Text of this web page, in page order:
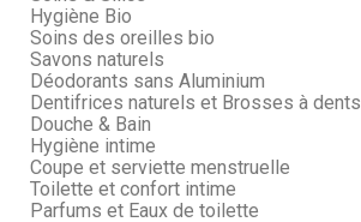
Hygiène Bio
Soins des oreilles bio
Savons naturels
Déodorants sans Aluminium
Dentifrices naturels et Brosses à dents
Douche & Bain
Hygiène intime
Coupe et serviette menstruelle
Toilette et confort intime
Parfums et Eaux de toilette